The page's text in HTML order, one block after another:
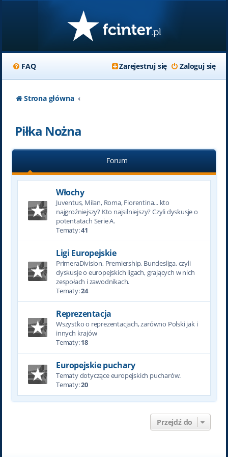
FAQ Zaloguj się
Zarejestruj się
Strona główna
Piłka Nożna
Forum
Włochy
Juventus, Milan, Roma, Fiorentina... kto
najgroźniejszy? Kto najsilniejszy? Czyli dyskusje o
potentatach Serie A.
Tematy:41
Ligi Europejskie
PrimeraDivision, Premiership, Bundesliga, czyli
dyskusje o europejskich ligach, grających w nich
zespołach i zawodnikach.
Tematy:24
Reprezentacja
Wszystko o reprezentacjach, zarówno Polski jak i
innych krajów
Tematy:18
Europejskie puchary
Tematy dotyczące europejskich pucharów.
Tematy:20
Przejdź do